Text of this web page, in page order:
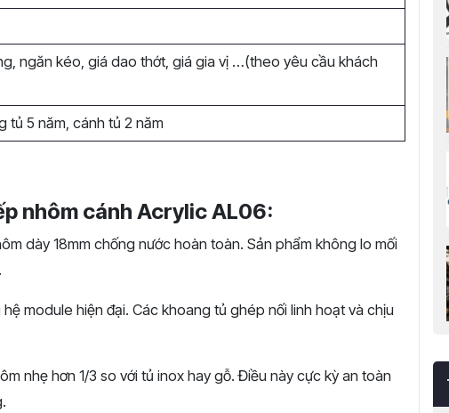
ngăn kéo, giá dao thớt, giá gia vị …(theo yêu cầu khách
tủ 5 năm, cánh tủ 2 năm
nhôm cánh Acrylic AL06:
dày 18mm chống nước hoàn toàn. Sản phẩm không lo mối
module hiện đại. Các khoang tủ ghép nối linh hoạt và chịu
nhẹ hơn 1/3 so với tủ inox hay gỗ. Điều này cực kỳ an toàn